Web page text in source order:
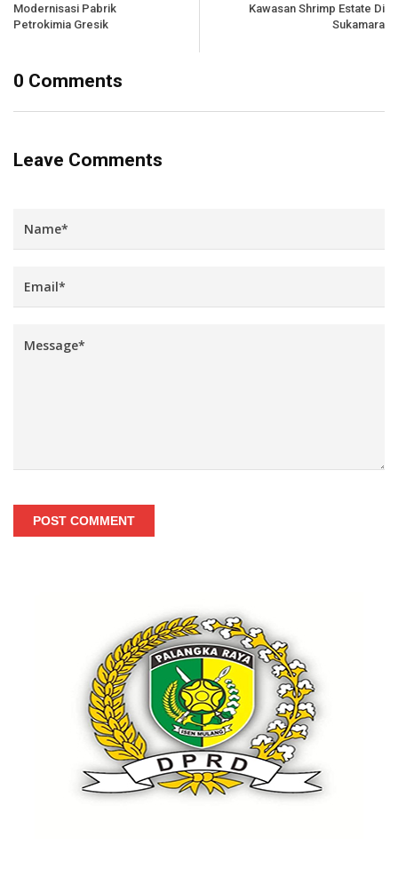
Modernisasi Pabrik
Petrokimia Gresik
Kawasan Shrimp Estate Di
Sukamara
0 Comments
Leave Comments
POST COMMENT